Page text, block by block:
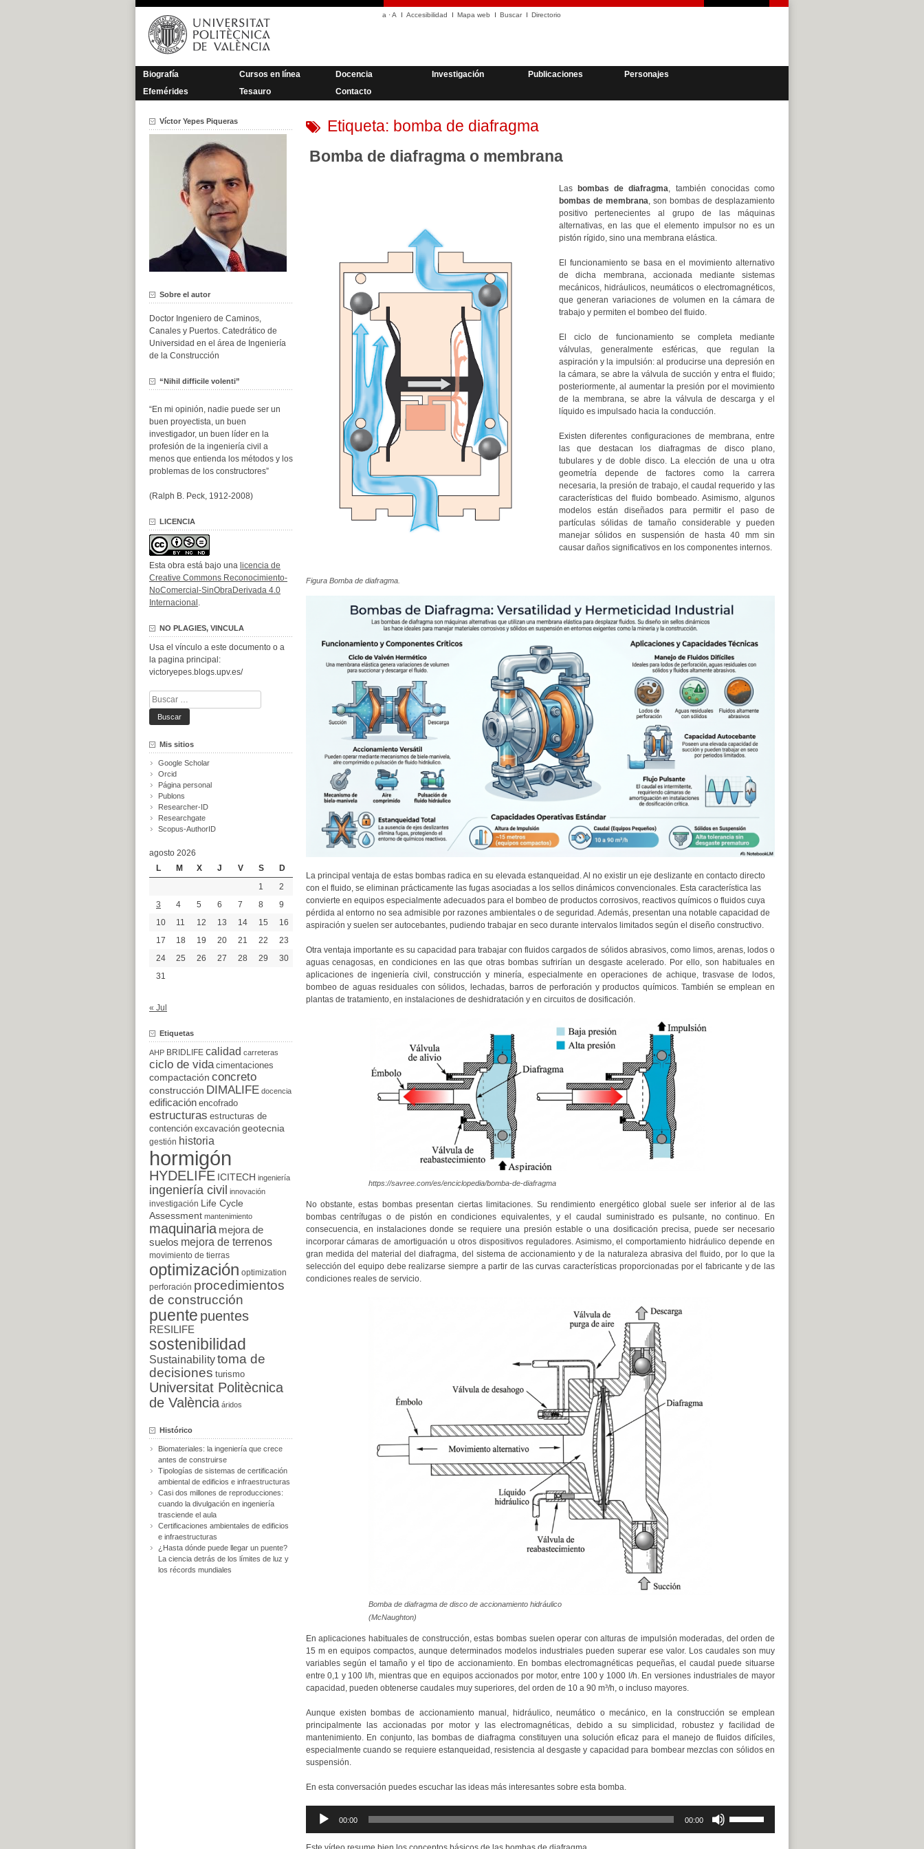
Saltar
contenido
a ·A Accesibilidad Mapa web Buscar Directorio
Biografía Cursos en línea Docencia Investigación Publicaciones
Personajes
Efemérides
Tesauro Contacto
Etiqueta: bomba de diafragma
Bomba de diafragma o membrana
Figura Bomba de diafragma.
Las bombas de diafragma, también conocidas como
bombas de membrana, son bombas de desplazamiento
positivo pertenecientes al grupo de las máquinas
alternativas, en las que el elemento impulsor no es un
pistón rígido, sino una membrana elástica.
El funcionamiento se basa en el movimiento alternativo
de dicha membrana, accionada mediante sistemas
mecánicos, hidráulicos, neumáticos o electromagnéticos,
que generan variaciones de volumen en la cámara de
trabajo y permiten el bombeo del fluido.
El ciclo de funcionamiento se completa mediante
válvulas, generalmente esféricas, que regulan la
aspiración y la impulsión: al producirse una depresión en
la cámara, se abre la válvula de succión y entra el fluido;
posteriormente, al aumentar la presión por el movimiento
de la membrana, se abre la válvula de descarga y el
líquido es impulsado hacia la conducción.
Existen diferentes configuraciones de membrana, entre
las que destacan los diafragmas de disco plano,
tubulares y de doble disco. La elección de una u otra
geometría depende de factores como la carrera
necesaria, la presión de trabajo, el caudal requerido y las
características del fluido bombeado. Asimismo, algunos
modelos están diseñados para permitir el paso de
partículas sólidas de tamaño considerable y pueden
manejar sólidos en suspensión de hasta 40 mm sin
causar daños significativos en los componentes internos.
La principal ventaja de estas bombas radica en su elevada estanqueidad. Al no existir un eje deslizante en contacto directo
con el fluido, se eliminan prácticamente las fugas asociadas a los sellos dinámicos convencionales. Esta característica las
convierte en equipos especialmente adecuados para el bombeo de productos corrosivos, reactivos químicos o fluidos cuya
pérdida al entorno no sea admisible por razones ambientales o de seguridad. Además, presentan una notable capacidad de
aspiración y suelen ser autocebantes, pudiendo trabajar en seco durante intervalos limitados según el diseño constructivo.
Otra ventaja importante es su capacidad para trabajar con fluidos cargados de sólidos abrasivos, como limos, arenas, lodos o
aguas cenagosas, en condiciones en las que otras bombas sufrirían un desgaste acelerado. Por ello, son habituales en
aplicaciones de ingeniería civil, construcción y minería, especialmente en operaciones de achique, trasvase de lodos,
bombeo de aguas residuales con sólidos, lechadas, barros de perforación y productos químicos. También se emplean en
plantas de tratamiento, en instalaciones de deshidratación y en circuitos de dosificación.
https://savree.com/es/enciclopedia/bomba-de-diafragma
No obstante, estas bombas presentan ciertas limitaciones. Su rendimiento energético global suele ser inferior al de las
bombas centrífugas o de pistón en condiciones equivalentes, y el caudal suministrado es pulsante, no continuo. En
consecuencia, en instalaciones donde se requiere una presión estable o una dosificación precisa, puede ser necesario
incorporar cámaras de amortiguación u otros dispositivos reguladores. Asimismo, el comportamiento hidráulico depende en
gran medida del material del diafragma, del sistema de accionamiento y de la naturaleza abrasiva del fluido, por lo que la
selección del equipo debe realizarse siempre a partir de las curvas características proporcionadas por el fabricante y de las
condiciones reales de servicio.
Bomba de diafragma de disco de accionamiento hidráulico
(McNaughton)
En aplicaciones habituales de construcción, estas bombas suelen operar con alturas de impulsión moderadas, del orden de
15 m en equipos compactos, aunque determinados modelos industriales pueden superar ese valor. Los caudales son muy
variables según el tamaño y el tipo de accionamiento. En bombas electromagnéticas pequeñas, el caudal puede situarse
entre 0,1 y 100 l/h, mientras que en equipos accionados por motor, entre 100 y 1000 l/h. En versiones industriales de mayor
capacidad, pueden obtenerse caudales muy superiores, del orden de 10 a 90 m³/h, o incluso mayores.
Aunque existen bombas de accionamiento manual, hidráulico, neumático o mecánico, en la construcción se emplean
principalmente las accionadas por motor y las electromagnéticas, debido a su simplicidad, robustez y facilidad de
mantenimiento. En conjunto, las bombas de diafragma constituyen una solución eficaz para el manejo de fluidos difíciles,
especialmente cuando se requiere estanqueidad, resistencia al desgaste y capacidad para bombear mezclas con sólidos en
suspensión.
En esta conversación puedes escuchar las ideas más interesantes sobre esta bomba.
Reproductor
audio
00:00 00:00
las
teclas
Víctor Yepes Piqueras
Sobre el autor
Doctor Ingeniero de Caminos,
Canales y Puertos. Catedrático de
Universidad en el área de Ingeniería
de la Construcción
“Nihil difficile volenti”
“En mi opinión, nadie puede ser un
buen proyectista, un buen
investigador, un buen líder en la
profesión de la ingeniería civil a
menos que entienda los métodos y los
problemas de los constructores”
(Ralph B. Peck, 1912-2008)
LICENCIA
Esta obra está bajo una licencia de
Creative Commons Reconocimiento-
NoComercial-SinObraDerivada 4.0
Internacional .
NO PLAGIES, VINCULA
Usa el vínculo a este documento o a
la pagina principal:
victoryepes.blogs.upv.es/
Buscar:
Mis sitios
Google Scholar
Orcid
Página personal
Publons
Researcher-ID
Researchgate
Scopus-AuthorID
agosto 2026
L
M X J V S
D
1
2
3
4 5 6 7 8
9
10
11 12 13 14 15
16
17
18 19 20 21 22
23
24
25 26 27 28 29
30
31
« Jul
Etiquetas
AHP BRIDLIFE calidad carreteras
ciclo de vida cimentaciones
compactación concreto
construcción DIMALIFE docencia
edificación encofrado
estructuras estructuras de
contención excavación geotecnia
gestión historia
hormigón
HYDELIFE ICITECH ingeniería
ingeniería civil innovación
investigación
Life Cycle
Assessment mantenimiento
maquinaria mejora de
suelos mejora de terrenos
movimiento de tierras
optimización optimization
perforación procedimientos
de construcción
puente puentes
RESILIFE
sostenibilidad
Sustainabilitytoma de
decisiones turismo
Universitat Politècnica
de València áridos
Histórico
Biomateriales: la ingeniería que crece
antes de construirse
Tipologías de sistemas de certificación
ambiental de edificios e infraestructuras
Casi dos millones de reproducciones:
cuando la divulgación en ingeniería
trasciende el aula
Certificaciones ambientales de edificios
e infraestructuras
¿Hasta dónde puede llegar un puente?
La ciencia detrás de los límites de luz y
los récords mundiales